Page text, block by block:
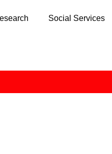
Social Services